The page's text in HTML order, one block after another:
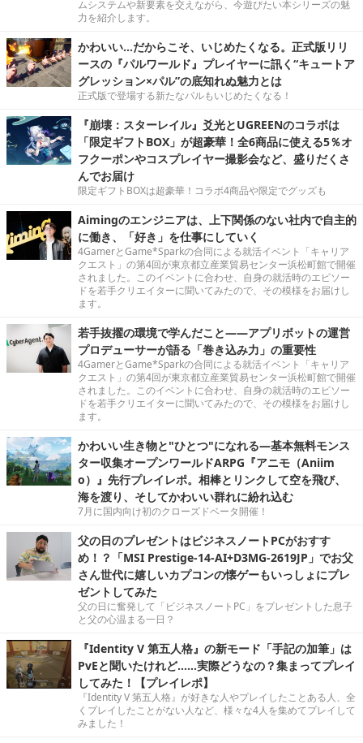
ムシステムや新要素を交えながら、今遊びたい本シリーズの魅
力を紹介します。
かわいい…だからこそ、いじめたくなる。正式版リリ
ースの『パルワールド』プレイヤーに訊く“キュートア
グレッション×パル”の底知れぬ魅力とは
正式版で登場する新たなパルもいじめたくなる！
『崩壊：スターレイル』爻光とUGREENのコラボは
「限定ギフトBOX」が超豪華！全6商品に使える5％オ
フクーポンやコスプレイヤー撮影会など、盛りだくさ
んでお届け
限定ギフトBOXは超豪華！コラボ4商品や限定でグッズも
Aimingのエンジニアは、上下関係のない社内で自主的
に働き、「好き」を仕事にしていく
4GamerとGame*Sparkの合同による就活イベント「キャリア
クエスト」の第4回が東京都立産業貿易センター浜松町館で開催
されました。このイベントに合わせ、自身の就活時のエピソー
ドを若手クリエイターに聞いてみたので、その模様をお届けし
ます。
若手抜擢の環境で学んだこと――アプリボットの運営
プロデューサーが語る「巻き込み力」の重要性
4GamerとGame*Sparkの合同による就活イベント「キャリア
クエスト」の第4回が東京都立産業貿易センター浜松町館で開催
されました。このイベントに合わせ、自身の就活時のエピソー
ドを若手クリエイターに聞いてみたので、その模様をお届けし
ます。
かわいい生き物と"ひとつ"になれる―基本無料モンス
ター収集オープンワールドARPG『アニモ（Aniim
o）』先行プレイレポ。相棒とリンクして空を飛び、
海を渡り、そしてかわいい群れに紛れ込む
7月に国内向け初のクローズドベータ開催！
父の日のプレゼントはビジネスノートPCがおすす
め！？「MSI Prestige-14-AI+D3MG-2619JP」でお父
さん世代に嬉しいカプコンの懐ゲーもいっしょにプレ
ゼントしてみた
父の日に奮発して「ビジネスノートPC」をプレゼントした息子
と父の心温まる一日？
『Identity V 第五人格』の新モード「手記の加筆」は
PvEと聞いたけれど……実際どうなの？集まってプレイ
してみた！【プレイレポ】
『Identity V 第五人格』が好きな人やプレイしたことある人、全
くプレイしたことがない人など、様々な4人を集めてプレイして
みました！